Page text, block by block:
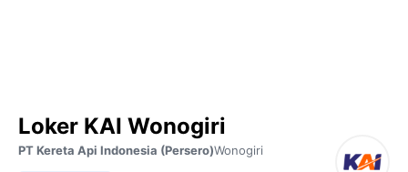
Loker KAI Wonogiri
PT Kereta Api Indonesia (Persero)Wonogiri